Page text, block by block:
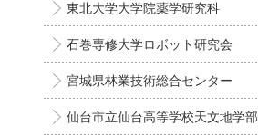
東北大学大学院薬学研究科
石巻専修大学ロボット研究会
宮城県林業技術総合センター
仙台市立仙台高等学校天文地学部